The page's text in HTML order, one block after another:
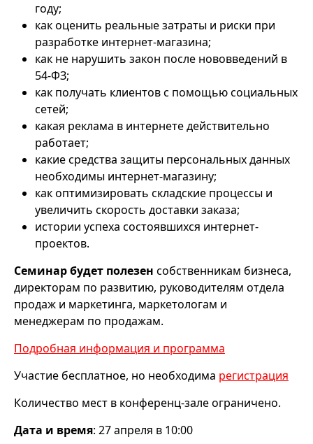
году;
как оценить реальные затраты и риски при
разработке интернет-магазина;
как не нарушить закон после нововведений в
54-ФЗ;
как получать клиентов с помощью социальных
сетей;
какая реклама в интернете действительно
работает;
какие средства защиты персональных данных
необходимы интернет-магазину;
как оптимизировать складские процессы и
увеличить скорость доставки заказа;
истории успеха состоявшихся интернет-
проектов.
Семинар будет полезен собственникам бизнеса,
директорам по развитию, руководителям отдела
продаж и маркетинга, маркетологам и
менеджерам по продажам.
Подробная информация и программа
Участие бесплатное, но необходима регистрация
Количество мест в конференц-зале ограничено.
Дата и время: 27 апреля в 10:00